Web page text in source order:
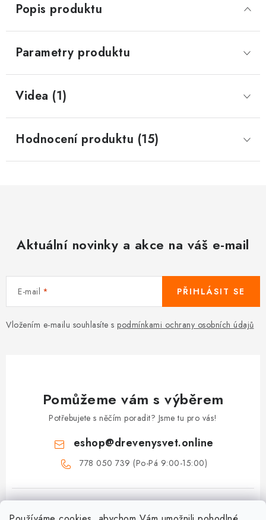
Popis produktu
Parametry produktu
Videa (1)
Hodnocení produktu (15)
Aktuální novinky a akce na váš e-mail
E-mail
Vložením e-mailu souhlasíte s podmínkami ochrany osobních údajů
PŘIHLÁSIT SE
Pomůžeme vám s výběrem
Potřebujete s něčím poradit? Jsme tu pro vás!
eshop@drevenysvet.online
778 050 739 (Po-Pá 9:00-15:00)